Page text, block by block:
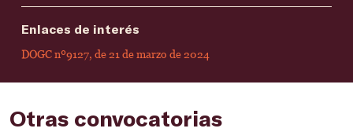
Enlaces de interés
DOGC nº9127, de 21 de marzo de 2024
Otras convocatorias